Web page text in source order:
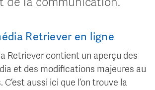
Retriever en ligne
Retriever contient un aperçu des
et des modifications majeures au
aussi ici que l’on trouve la